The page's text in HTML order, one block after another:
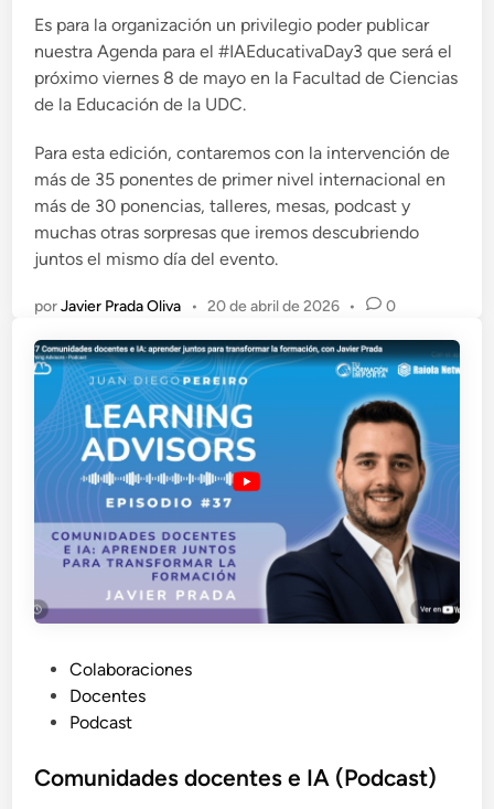
e
n
Es para la organización un privilegio poder publicar
nuestra Agenda para el #IAEducativaDay3 que será el
próximo viernes 8 de mayo en la Facultad de Ciencias
de la Educación de la UDC.
Para esta edición, contaremos con la intervención de
más de 35 ponentes de primer nivel internacional en
más de 30 ponencias, talleres, mesas, podcast y
muchas otras sorpresas que iremos descubriendo
juntos el mismo día del evento.
porJavier Prada Oliva • 20 de abril de 2026 • 0
i
Colaboraciones
Docentes
Podcast
Comunidades docentes e IA (Podcast)